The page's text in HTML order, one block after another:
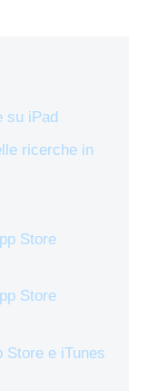
su iPad
ricerche in
Store
Store
Store e iTunes